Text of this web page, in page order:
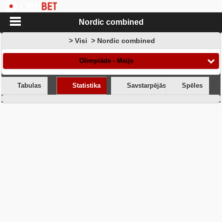
Nordic combined
> Visi > Nordic combined
Olimpiāde - Maijs
Tabulas Statistika Savstarpējās spēlesSpēles